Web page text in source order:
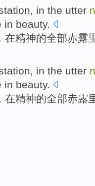
, in the utter
in beauty.
在精神的全部赤露
, in the utter
in beauty.
在精神的全部赤露